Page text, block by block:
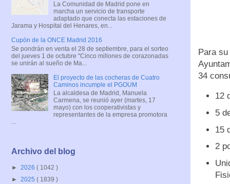
Para
34
12
5
15
2
La Comunidad de Madrid pone en
marcha un servicio de transporte
adaptado que conecta las estaciones de
Jarama y Hospital del Henares, en...
Cupón de la ONCE Madrid 2016
Se pondrán en venta el 28 de septiembre, para el sorteo
del jueves 1 de octubre "Cinco millones de corazonadas
se unirán al sueño de Ma...
El proyecto de las cocheras de Cuatro
Caminos incumple el PGOUM
La alcaldesa de Madrid, Manuela
Carmena, se reunió ayer (martes, 17
mayo) con los cooperativistas y
representantes de la empresa promotora
...
Archivo del blog
► 2026 ( 1042 )
► 2025 ( 1839 )